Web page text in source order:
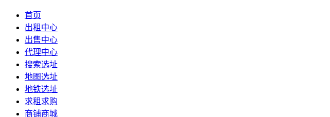
首页
出租中心
出售中心
代理中心
搜索选址
地图选址
地铁选址
求租求购
商铺商城